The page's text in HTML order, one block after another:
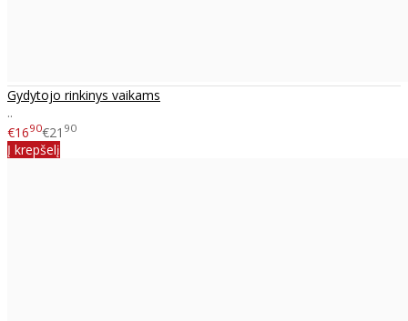
Gydytojo rinkinys vaikams
..
€1690€21 90
Į krepšelį